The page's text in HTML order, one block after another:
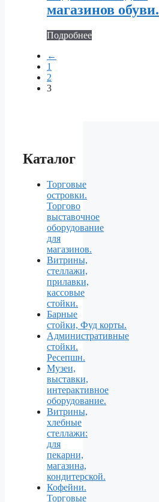
магазинов обуви.
Подробнее
←
1
2
3
Каталог
Торговые
островки.
Торгово
выставочное
оборудование
для
магазинов.
Витрины,
стеллажи,
прилавки,
кассовые
стойки.
Барные
стойки, Фуд корты.
Aдминистративные
стойки.
Ресепшн.
Музеи,
выставки,
интерактивное
оборудование.
Витрины,
хлебные
стеллажи:
для
пекарни,
магазина,
кондитерской.
Кофейни.
Торговые